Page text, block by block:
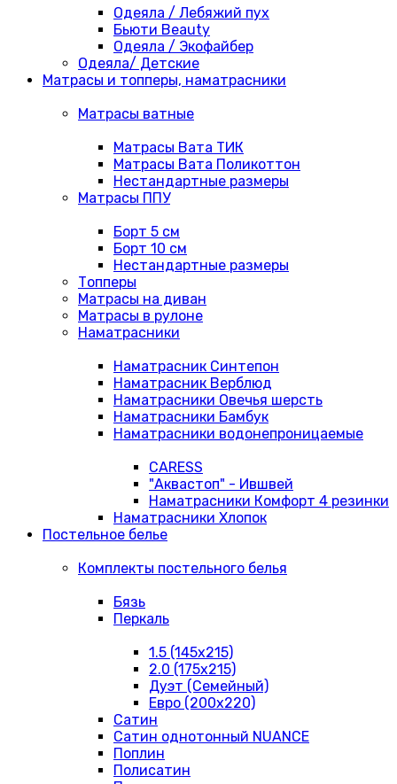
Одеяла / Лебяжий пух
Бьюти Beauty
Одеяла / Экофайбер
Одеяла/ Детские
Матрасы и топперы, наматрасники
Матрасы ватные
Матрасы Вата ТИК
Матрасы Вата Поликоттон
Нестандартные размеры
Матрасы ППУ
Борт 5 см
Борт 10 см
Нестандартные размеры
Топперы
Матрасы на диван
Матрасы в рулоне
Наматрасники
Наматрасник Синтепон
Наматрасник Верблюд
Наматрасники Овечья шерсть
Наматрасники Бамбук
Наматрасники водонепроницаемые
CARESS
"Аквастоп" - Ившвей
Наматрасники Комфорт 4 резинки
Наматрасники Хлопок
Постельное белье
Комплекты постельного белья
Бязь
Перкаль
1.5 (145х215)
2.0 (175х215)
Дуэт (Семейный)
Евро (200х220)
Сатин
Сатин однотонный NUANCE
Поплин
Полисатин